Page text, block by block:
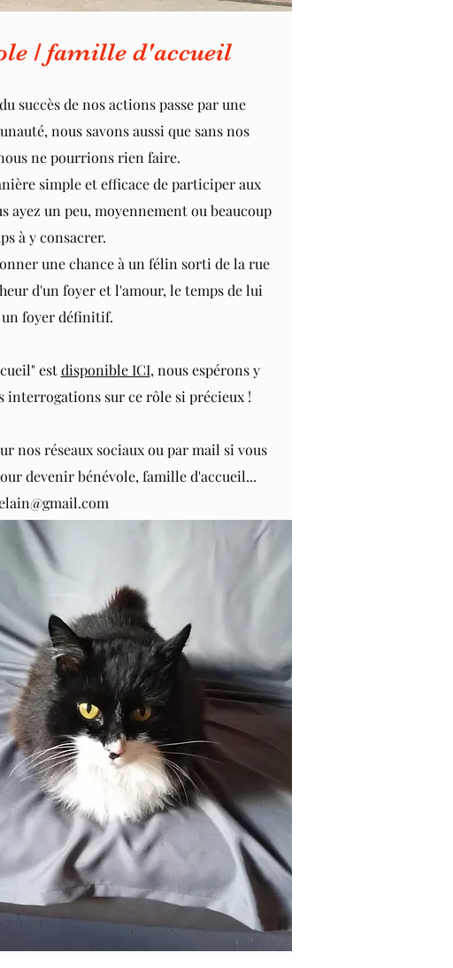
/ famille d'accueil
succès de nos actions passe par une
nous savons aussi que sans nos
ne pourrions rien faire.
simple et efficace de participer aux
ayez un peu, moyennement ou beaucoup
à y consacrer.
une chance à un félin sorti de la rue
d'un foyer et l'amour, le temps de lui
foyer définitif.
estdisponible ICI, nous espérons y
interrogations sur ce rôle si précieux !
nos réseaux sociaux ou par mail si vous
devenir bénévole, famille d'accueil...